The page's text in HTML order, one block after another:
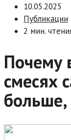
10.05.2025
Публикации
2 мин.
Почему
смесях
больше,